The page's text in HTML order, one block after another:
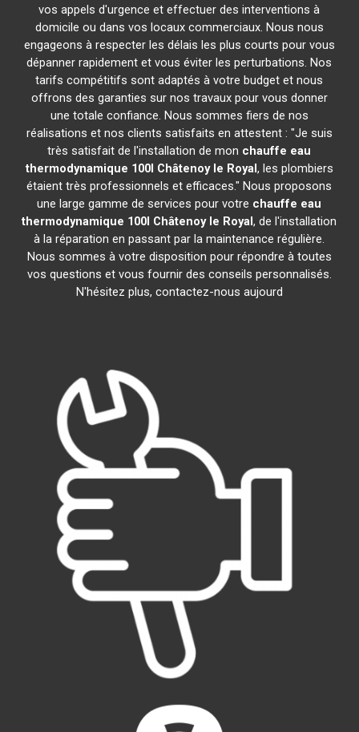
vos appels d'urgence et effectuer des interventions à
domicile ou dans vos locaux commerciaux. Nous nous
engageons à respecter les délais les plus courts pour vous
dépanner rapidement et vous éviter les perturbations. Nos
tarifs compétitifs sont adaptés à votre budget et nous
offrons des garanties sur nos travaux pour vous donner
une totale confiance. Nous sommes fiers de nos
réalisations et nos clients satisfaits en attestent : "Je suis
très satisfait de l'installation de mon chauffe eau
thermodynamique 100l Châtenoy le Royal, les plombiers
étaient très professionnels et efficaces." Nous proposons
une large gamme de services pour votre chauffe eau
thermodynamique 100l Châtenoy le Royal, de l'installation
à la réparation en passant par la maintenance régulière.
Nous sommes à votre disposition pour répondre à toutes
vos questions et vous fournir des conseils personnalisés.
N'hésitez plus, contactez-nous aujourd